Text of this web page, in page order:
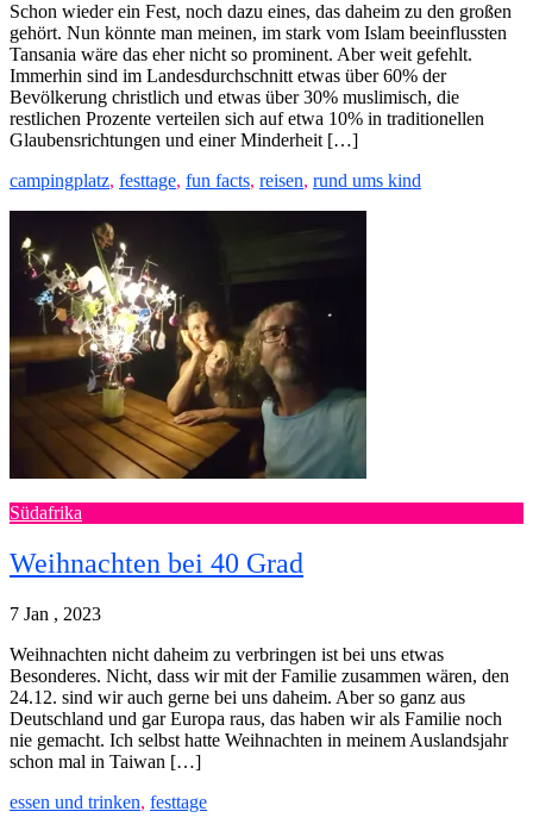
Schon wieder ein Fest, noch dazu eines, das daheim zu den großen
gehört. Nun könnte man meinen, im stark vom Islam beeinflussten
Tansania wäre das eher nicht so prominent. Aber weit gefehlt.
Immerhin sind im Landesdurchschnitt etwas über 60% der
Bevölkerung christlich und etwas über 30% muslimisch, die
restlichen Prozente verteilen sich auf etwa 10% in traditionellen
Glaubensrichtungen und einer Minderheit […]
campingplatz, festtage, fun facts, reisen, rund ums kind
Südafrika
Weihnachten bei 40 Grad
7 Jan , 2023
Weihnachten nicht daheim zu verbringen ist bei uns etwas
Besonderes. Nicht, dass wir mit der Familie zusammen wären, den
24.12. sind wir auch gerne bei uns daheim. Aber so ganz aus
Deutschland und gar Europa raus, das haben wir als Familie noch
nie gemacht. Ich selbst hatte Weihnachten in meinem Auslandsjahr
schon mal in Taiwan […]
essen und trinken, festtage